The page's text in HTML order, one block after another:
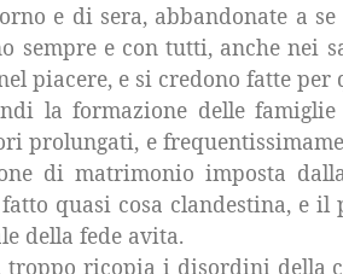
e di sera, abbandonate a se
e con tutti, anche nei
piacere, e si credono fatte per
la formazione delle famiglie
prolungati, e
di matrimonio imposta
quasi cosa clandestina, e il
della fede avita.
troppo ricopia i disordini della